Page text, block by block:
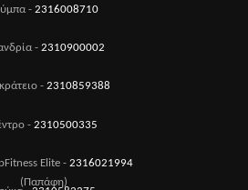
- 2316008710
- 2310900002
- 2310859388
- 2310500335
Elite - 2316021994
(Παπάφη)